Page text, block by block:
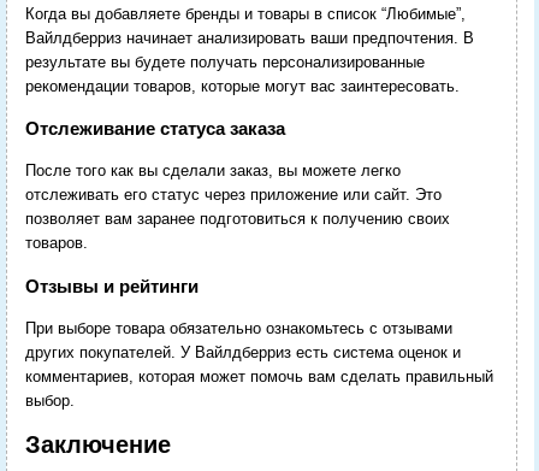
Когда вы добавляете бренды и товары в список “Любимые”,
Вайлдберриз начинает анализировать ваши предпочтения. В
результате вы будете получать персонализированные
рекомендации товаров, которые могут вас заинтересовать.
Отслеживание статуса заказа
После того как вы сделали заказ, вы можете легко
отслеживать его статус через приложение или сайт. Это
позволяет вам заранее подготовиться к получению своих
товаров.
Отзывы и рейтинги
При выборе товара обязательно ознакомьтесь с отзывами
других покупателей. У Вайлдберриз есть система оценок и
комментариев, которая может помочь вам сделать правильный
выбор.
Заключение